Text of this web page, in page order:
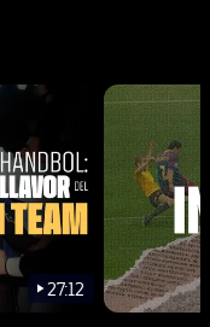
play-new
27:12